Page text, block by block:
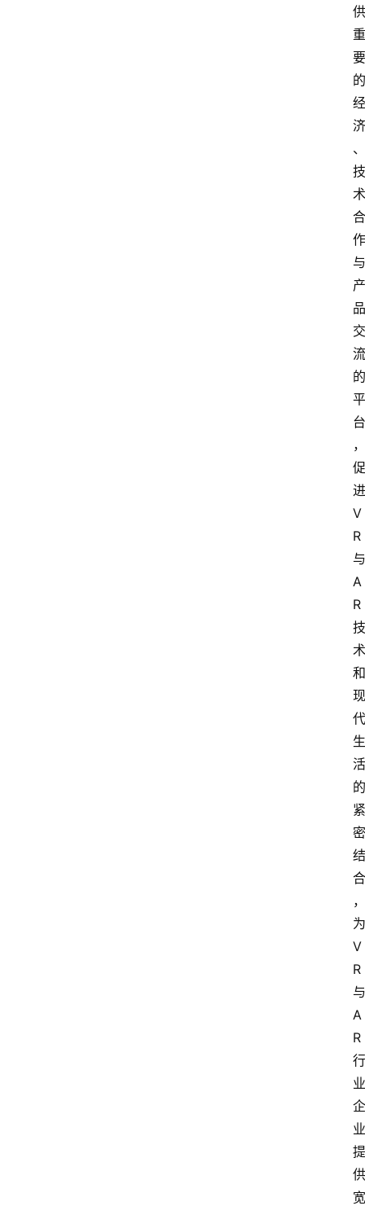
供
重
要
的
经
济
、
技
术
合
作
与
产
品
交
流
的
平
台
，
促
进
V
R
与
A
R
技
术
和
现
代
生
活
的
紧
密
结
合
，
为
V
R
与
A
R
行
业
企
业
提
供
宽